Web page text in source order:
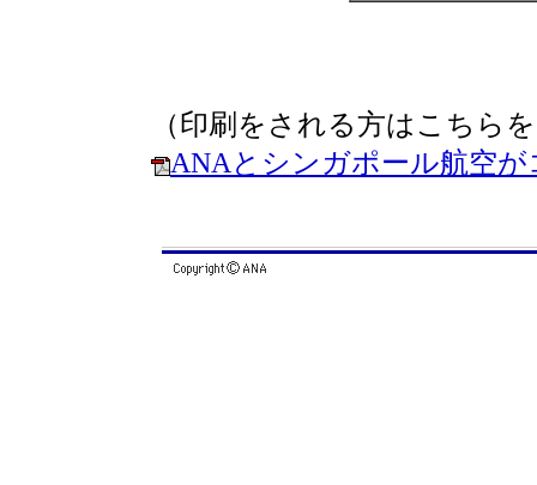
（印刷をされる方はこちら
ANAとシンガポール航空